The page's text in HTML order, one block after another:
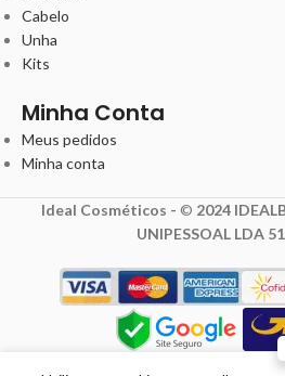
Cabelo
Unha
Kits
Minha Conta
Meus pedidos
Minha conta
Ideal Cosméticos - © 2024
UNIPESSOAL LDA
20,00€ 15,00
com IVA